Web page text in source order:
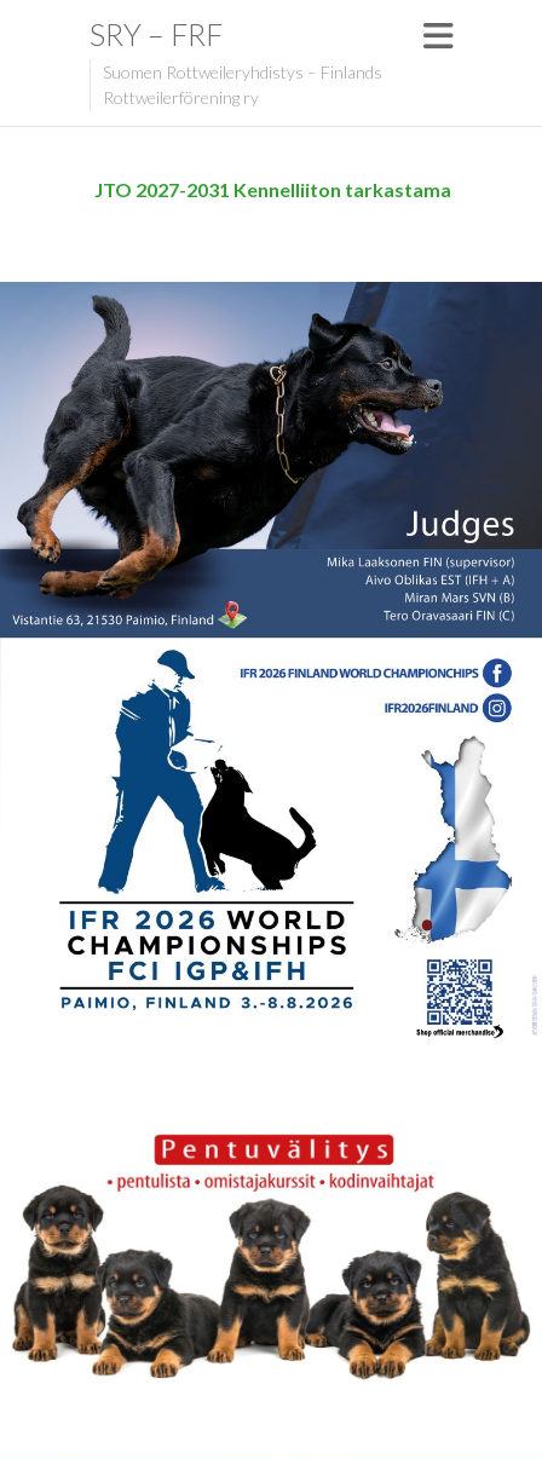
SRY – FRF
Suomen Rottweileryhdistys – Finlands
Rottweilerförening ry
JTO 2027-2031 Kennelliiton tarkastama